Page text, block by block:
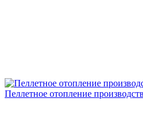
Пеллетное отопление